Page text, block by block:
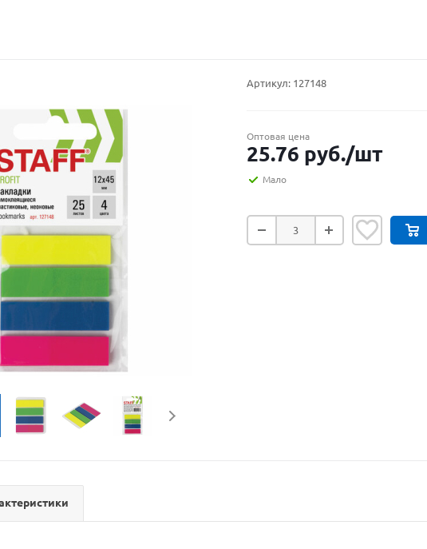
Артикул: 127148
Оптовая цена
25.76 руб./шт
Мало